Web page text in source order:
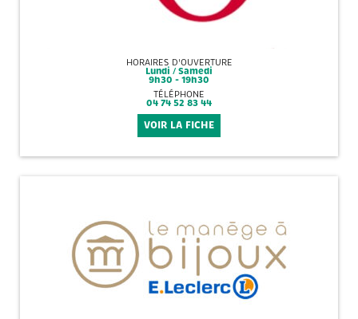
HORAIRES D'OUVERTURE
Lundi / Samedi
9h30 - 19h30
TÉLÉPHONE
04 74 52 83 44
VOIR LA FICHE